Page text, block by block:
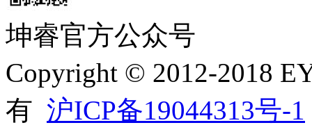
坤睿官方公众号
Copyright © 2012-2018
有 沪ICP备19044313号-1